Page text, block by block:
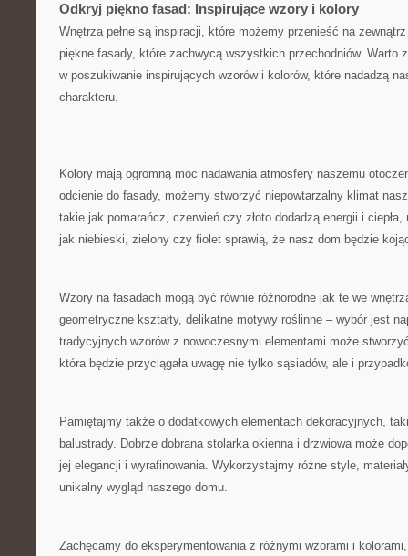
Odkryj piękno fasad: Inspirujące wzory i kolory
Wnętrza pełne są inspiracji, które możemy przenieść na
piękne fasady, które zachwycą wszystkich przechodniów. Warto
w poszukiwanie inspirujących wzorów i kolorów, które nadadzą
charakteru.
Kolory mają ogromną moc nadawania atmosfery naszemu
odcienie do fasady, możemy stworzyć niepowtarzalny klimat
takie jak pomarańcz, czerwień czy złoto dodadzą energii i⁤ ciepła,
jak niebieski, zielony ⁢czy fiolet sprawią, że nasz dom będzie
Wzory na fasadach mogą być⁣ równie różnorodne jak te we
‌geometryczne kształty, delikatne‌ motywy roślinne​ –​ wybór jest
tradycyjnych wzorów ​z nowoczesnymi elementami⁤ może
która będzie przyciągała uwagę nie tylko sąsiadów, ale i
Pamiętajmy także o dodatkowych elementach dekoracyjnych,
‌balustrady. Dobrze dobrana stolarka okienna i⁢ drzwiowa może
jej elegancji​ i wyrafinowania. Wykorzystajmy różne style,
unikalny wygląd ⁢naszego domu.
Zachęcamy ⁢do eksperymentowania z różnymi wzorami i